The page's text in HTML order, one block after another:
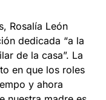
Rosalía León
dedicada “a la
de la casa”. La
en que los roles
y ahora